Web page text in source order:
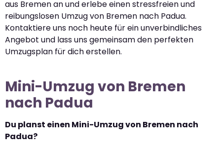
aus Bremen an und erlebe einen stressfreien und
reibungslosen Umzug von Bremen nach Padua.
Kontaktiere uns noch heute für ein unverbindliches
Angebot und lass uns gemeinsam den perfekten
Umzugsplan für dich erstellen.
Mini-Umzug von Bremen
nach Padua
Du planst einen Mini-Umzug von Bremen nach
Padua?